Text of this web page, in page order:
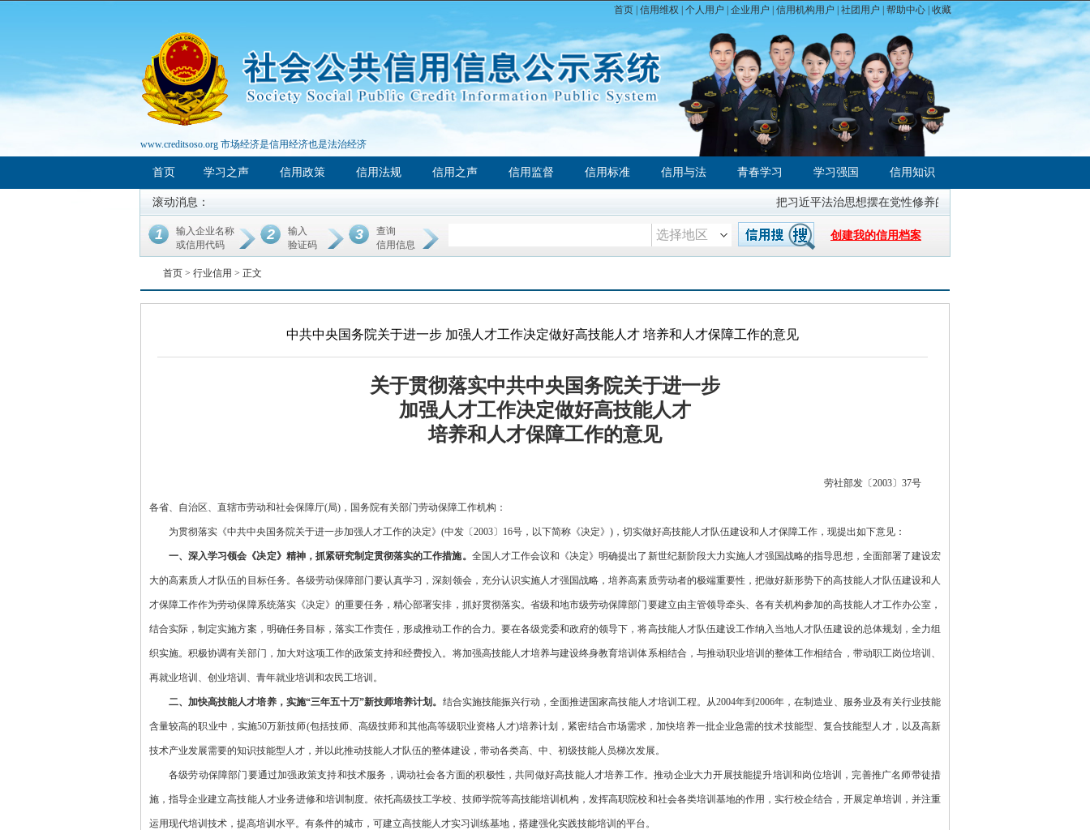
首页 信用维权 个人用户 企业用户 信用机构用户 社团用户 帮助中心 | 收藏
www.creditsoso.org 市场经济是信用经济也是法治经济
首页 学习之声 信用政策 信用法规 信用之声 信用监督 信用标准 信用与法 青春学习 学习强国 信用知识
滚动消息： 把习近平法治思想摆在党性修养的首位
1
输入企业名称
或信用代码
2
输入
验证码
3
查询
信用信息
选择地区 创建我的信用档案
首页 > 行业信用 > 正文
中共中央国务院关于进一步 加强人才工作决定做好高技能人才 培养和人才保障工作的意见
关于贯彻落实中共中央国务院关于进一步
加强人才工作决定做好高技能人才
培养和人才保障工作的意见
劳社部发〔2003〕37号
各省、自治区、直辖市劳动和社会保障厅(局)，国务院有关部门劳动保障工作机构：
为贯彻落实《中共中央国务院关于进一步加强人才工作的决定》 (中发〔2003〕16号，以下简称《决定》)，切实做好高技能人才队伍建设和人才保障工作，现提出如下意见：
一、深入学习领会《决定》精神，抓紧研究制定贯彻落实的工作措施。 全国人才工作会议和《决定》明确提出了新世纪新阶段大力实施人才强国战略的指导思想，全面部署了建设宏
大的高素质人才队伍的目标任务。各级劳动保障部门要认真学习，深刻领会，充分认识实施人才强国战略，培养高素质劳动者的极端重要性，把做好新形势下的高技能人才队伍建设和人
才保障工作作为劳动保障系统落实《决定》的重要任务，精心部署安排，抓好贯彻落实。省级和地市级劳动保障部门要建立由主管领导牵头、各有关机构参加的高技能人才工作办公室，
结合实际，制定实施方案，明确任务目标，落实工作责任，形成推动工作的合力。要在各级党委和政府的领导下，将高技能人才队伍建设工作纳入当地人才队伍建设的总体规划，全力组
织实施。积极协调有关部门，加大对这项工作的政策支持和经费投入。将加强高技能人才培养与建设终身教育培训体系相结合，与推动职业培训的整体工作相结合，带动职工岗位培训、
再就业培训、创业培训、青年就业培训和农民工培训。
二、加快高技能人才培养，实施“三年五十万”新技师培养计划。 结合实施技能振兴行动，全面推进国家高技能人才培训工程。从2004年到2006年，在制造业、服务业及有关行业技能
含量较高的职业中，实施50万新技师(包括技师、高级技师和其他高等级职业资格人才)培养计划，紧密结合市场需求，加快培养一批企业急需的技术技能型、复合技能型人才，以及高新
技术产业发展需要的知识技能型人才，并以此推动技能人才队伍的整体建设，带动各类高、中、初级技能人员梯次发展。
各级劳动保障部门要通过加强政策支持和技术服务，调动社会各方面的积极性，共同做好高技能人才培养工作。推动企业大力开展技能提升培训和岗位培训，完善推广名师带徒措
施，指导企业建立高技能人才业务进修和培训制度。依托高级技工学校、技师学院等高技能培训机构，发挥高职院校和社会各类培训基地的作用，实行校企结合，开展定单培训，并注重
运用现代培训技术，提高培训水平。有条件的城市，可建立高技能人才实习训练基地，搭建强化实践技能培训的平台。